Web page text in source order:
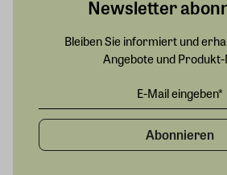
Newsletter
Bleiben Sie informiert und
Angebote und
Abonnieren